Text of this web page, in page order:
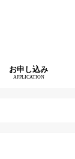
お申し込み
APPLICATION